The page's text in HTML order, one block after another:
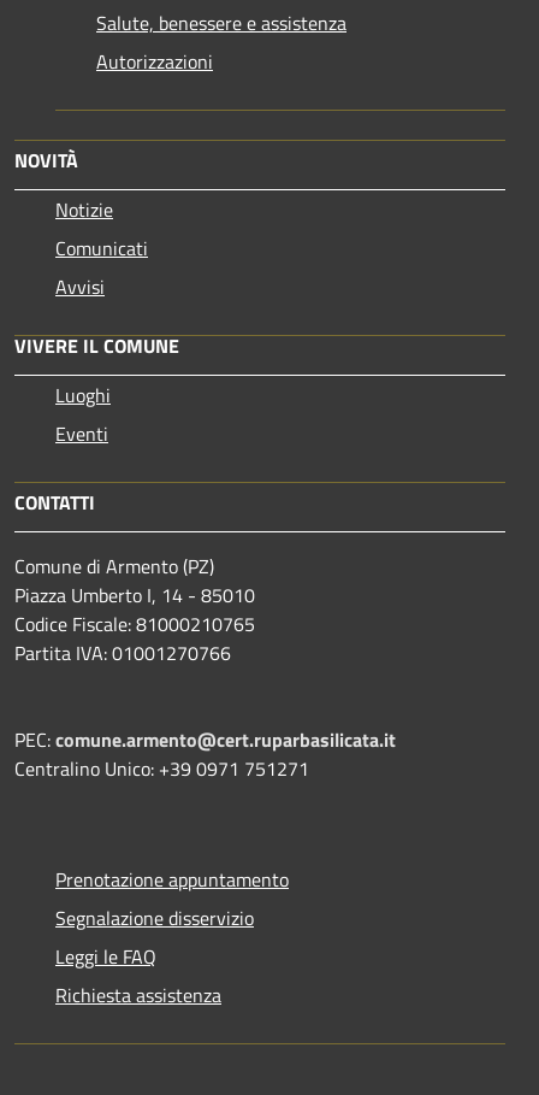
Salute, benessere e assistenza
Autorizzazioni
NOVITÀ
Notizie
Comunicati
Avvisi
VIVERE IL COMUNE
Luoghi
Eventi
CONTATTI
Comune di Armento (PZ)
Piazza Umberto I, 14 - 85010
Codice Fiscale: 81000210765
Partita IVA: 01001270766
PEC:comune.armento@cert.ruparbasilicata.it
Centralino Unico: +39 0971 751271
Prenotazione appuntamento
Segnalazione disservizio
Leggi le FAQ
Richiesta assistenza